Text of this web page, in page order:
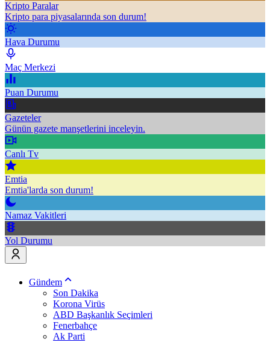
Kripto Paralar
Kripto para piyasalarında son durum!
Hava Durumu
Maç Merkezi
Puan Durumu
Gazeteler
Günün gazete manşetlerini inceleyin.
Canlı Tv
Emtia
Emtia'larda son durum!
Namaz Vakitleri
Yol Durumu
Gündem
Son Dakika
Korona Virüs
ABD Başkanlık Seçimleri
Fenerbahçe
Ak Parti